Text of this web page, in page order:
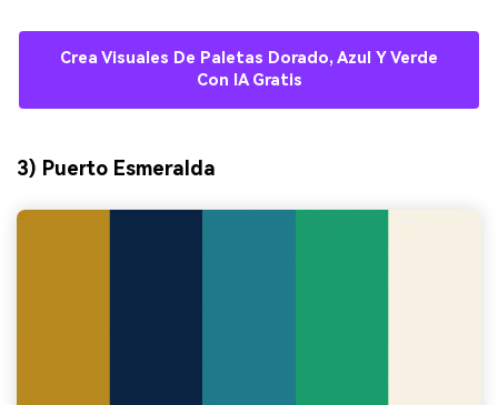
Crea Visuales De Paletas Dorado, Azul Y Verde
Con IA Gratis
3) Puerto Esmeralda